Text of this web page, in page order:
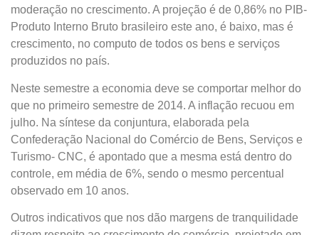
moderação no crescimento. A projeção é de 0,86% no PIB-
Produto Interno Bruto brasileiro este ano, é baixo, mas é
crescimento, no computo de todos os bens e serviços
produzidos no país.
Neste semestre a economia deve se comportar melhor do
que no primeiro semestre de 2014. A inflação recuou em
julho. Na síntese da conjuntura, elaborada pela
Confederação Nacional do Comércio de Bens, Serviços e
Turismo- CNC, é apontado que a mesma está dentro do
controle, em média de 6%, sendo o mesmo percentual
observado em 10 anos.
Outros indicativos que nos dão margens de tranquilidade